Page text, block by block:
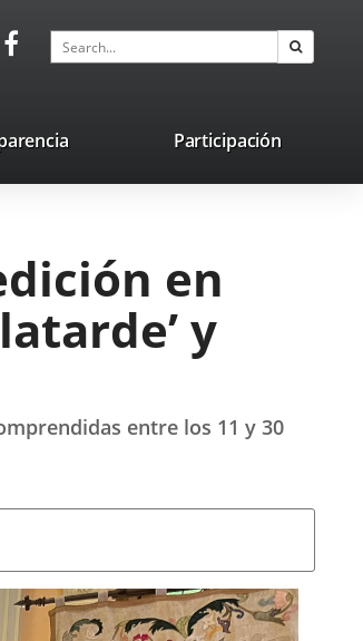
application.
Search
Participación
en
y
entre los 11 y 30